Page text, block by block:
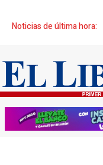
Noticias de última hora:
DE SUS